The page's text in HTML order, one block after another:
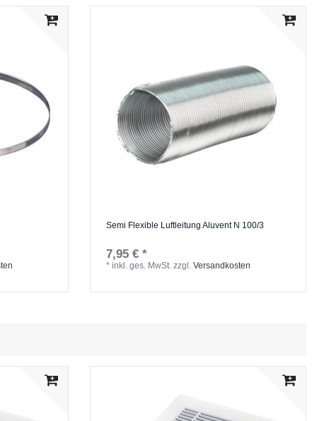
Semi Flexible Luftleitung Aluvent N 100/3
7,95 € *
*inkl. ges. MwSt. zzgl.Versandkosten